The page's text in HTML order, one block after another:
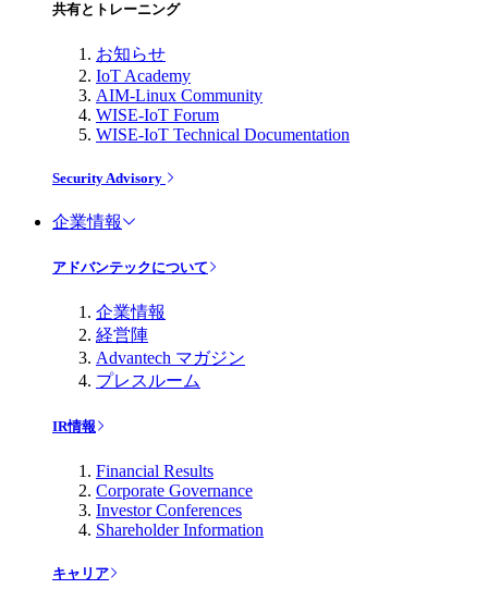
共有とトレーニング
お知らせ
IoT Academy
AIM-Linux Community
WISE-IoT Forum
WISE-IoT Technical Documentation
Security Advisory
企業情報
アドバンテックについて
企業情報
経営陣
Advantech マガジン
プレスルーム
IR情報
Financial Results
Corporate Governance
Investor Conferences
Shareholder Information
キャリア